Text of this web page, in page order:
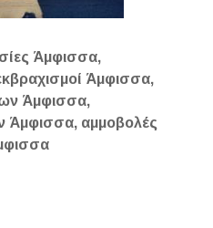
Άμφισσα,
Άμφισσα,
Άμφισσα,
Άμφισσα, αμμοβολές